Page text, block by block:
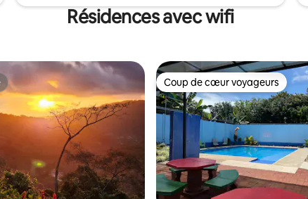
Résidences avec wifi
la base de 3 commentaires : 5 sur 5
Coup de cœur voyageurs
Coup de cœur voyageurs